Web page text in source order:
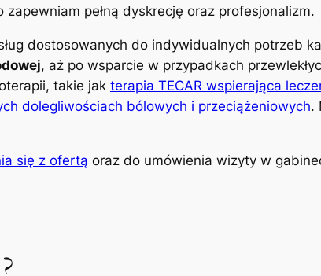
pełną dyskrecję oraz profesjonalizm.
dostosowanych do indywidualnych potrzeb
, aż po wsparcie w przypadkach
takie jak terapia TECAR wspierająca
dolegliwościach bólowych i przeciążeniowych.
się z ofertą oraz do umówienia wizyty w